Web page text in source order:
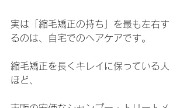
実は「縮毛矯正の持ち」を最も左右す
るのは、自宅でのヘアケアです。
縮毛矯正を長くキレイに保っている人
ほど、